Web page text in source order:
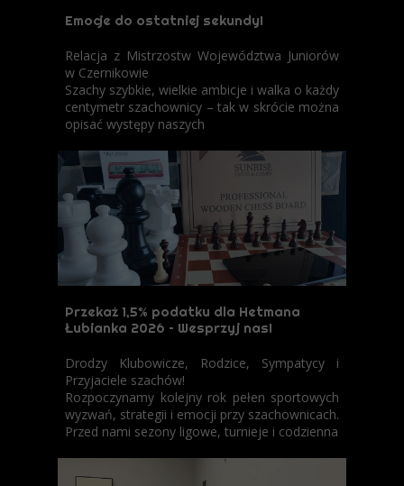
Emocje do ostatniej sekundy!
Relacja z Mistrzostw Województwa Juniorów
w Czernikowie
​Szachy szybkie, wielkie ambicje i walka o każdy
centymetr szachownicy – tak w skrócie można
opisać występy naszych
Przekaż 1,5% podatku dla Hetmana
Łubianka 2026 – Wesprzyj nas!
Drodzy Klubowicze, Rodzice, Sympatycy i
Przyjaciele szachów!
Rozpoczynamy kolejny rok pełen sportowych
wyzwań, strategii i emocji przy szachownicach.
Przed nami sezony ligowe, turnieje i codzienna